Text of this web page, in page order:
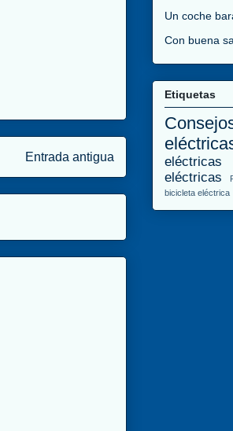
Entrada antigua
Un coche
Con buena
Etiquetas
eléctricas
eléctricas
bicicleta eléctrica